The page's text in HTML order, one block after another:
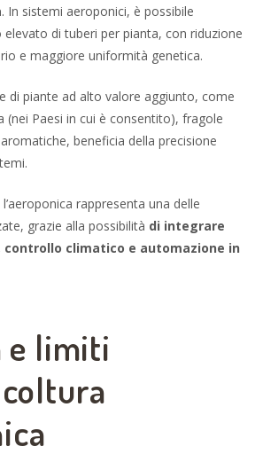
. In sistemi aeroponici, è possibile
di tuberi per pianta, con riduzione
e maggiore uniformità genetica.
di piante ad alto valore aggiunto, come
(nei Paesi in cui è consentito), fragole
beneficia della precisione
l’aeroponica rappresenta una delle
grazie alla possibilità di integrare
controllo climatico e automazione in
e limiti